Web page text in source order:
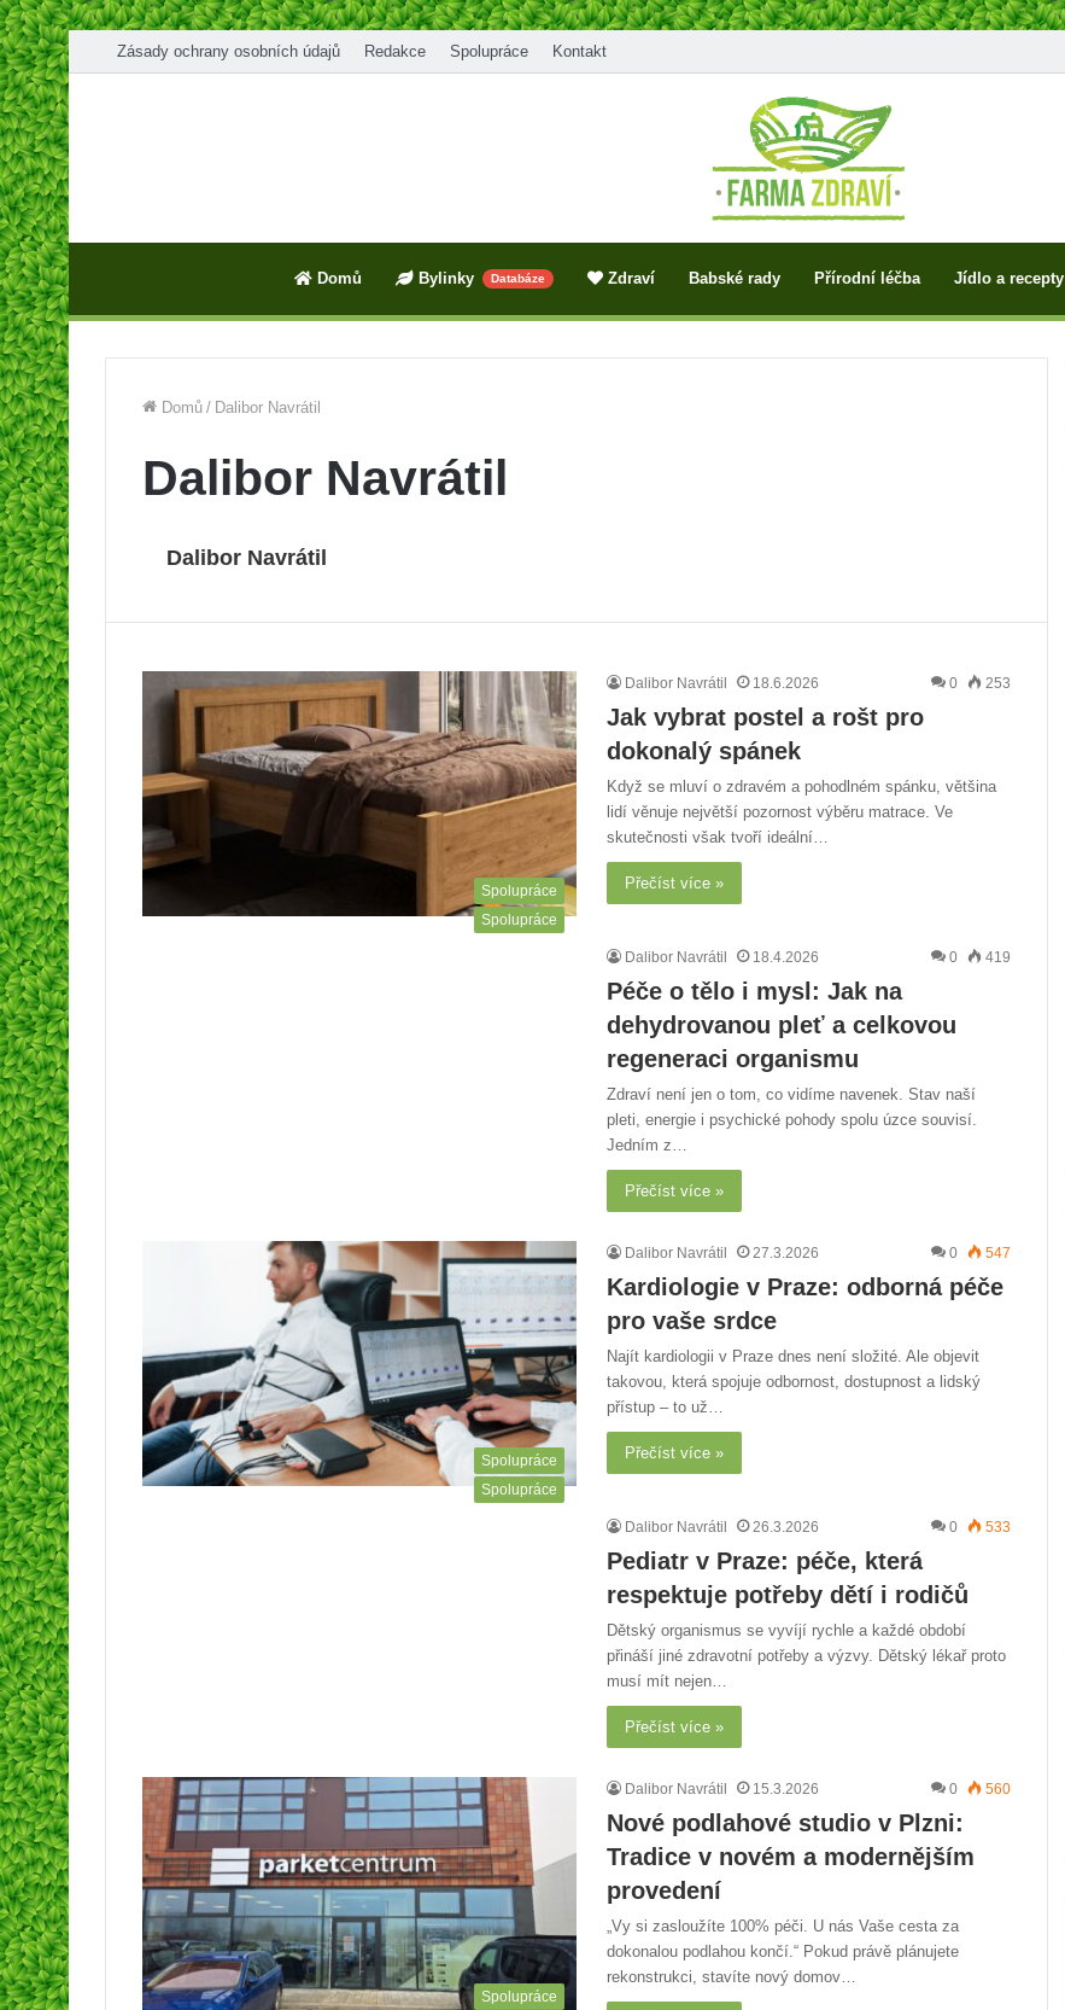
Zásady ochrany osobních údajů Redakce Spolupráce Kontakt
Domů Bylinky Databáze Zdraví Babské rady Přírodní léčba Jídlo a recepty
Domů / Dalibor Navrátil
Dalibor Navrátil
Dalibor Navrátil
Spolupráce
Dalibor Navrátil 18.6.2026 0 253
Jak vybrat postel a rošt pro
dokonalý spánek
Když se mluví o zdravém a pohodlném spánku, většina
lidí věnuje největší pozornost výběru matrace. Ve
skutečnosti však tvoří ideální…
Přečíst více »
Spolupráce
Dalibor Navrátil 18.4.2026 0 419
Péče o tělo i mysl: Jak na
dehydrovanou pleť a celkovou
regeneraci organismu
Zdraví není jen o tom, co vidíme navenek. Stav naší
pleti, energie i psychické pohody spolu úzce souvisí.
Jedním z…
Přečíst více »
Spolupráce
Dalibor Navrátil 27.3.2026 0 547
Kardiologie v Praze: odborná péče
pro vaše srdce
Najít kardiologii v Praze dnes není složité. Ale objevit
takovou, která spojuje odbornost, dostupnost a lidský
přístup – to už…
Přečíst více »
Spolupráce
Dalibor Navrátil 26.3.2026 0 533
Pediatr v Praze: péče, která
respektuje potřeby dětí i rodičů
Dětský organismus se vyvíjí rychle a každé období
přináší jiné zdravotní potřeby a výzvy. Dětský lékař proto
musí mít nejen…
Přečíst více »
Spolupráce
Dalibor Navrátil 15.3.2026 0 560
Nové podlahové studio v Plzni:
Tradice v novém a modernějším
provedení
„Vy si zasloužíte 100% péči. U nás Vaše cesta za
dokonalou podlahou končí.“ Pokud právě plánujete
rekonstrukci, stavíte nový domov…